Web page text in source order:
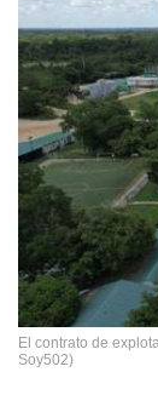
El contrato de
Soy502)